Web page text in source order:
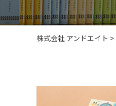
株式会社 アンドエイト >